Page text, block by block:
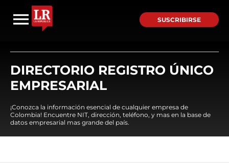
SUSCRIBIRSE
DIRECTORIO REGISTRO ÚNICO
EMPRESARIAL
¡Conozca la información esencial de cualquier empresa de
Colombia! Encuentre NIT, dirección, teléfono, y mas en la base de
datos empresarial mas grande del país.